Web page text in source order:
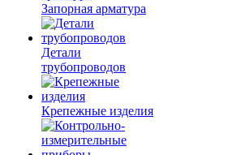
Запорная арматура
Детали
трубопроводов
Крепежные изделия